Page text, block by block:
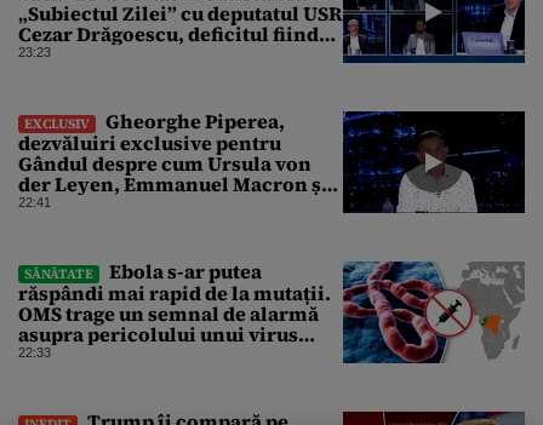
„Subiectul Zilei” cu deputatul USR
Cezar Drăgoescu, deficitul fiind
motivul scandalului
23:23
EXCLUSIV
Gheorghe Piperea,
dezvăluiri exclusive pentru
Gândul despre cum Ursula von
der Leyen, Emmanuel Macron și
Zelenski plănuiesc pe Signal să îl
22:41
SĂNĂTATE
Ebola s-ar putea
răspândi mai rapid de la mutații.
OMS trage un semnal de alarmă
asupra pericolului unui virus
pentru care nu există vaccin
22:33